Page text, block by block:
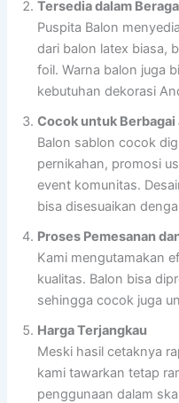
Tersedia dalam
Puspita Balon
dari balon latex biasa,
foil. Warna balon juga
kebutuhan dekorasi
Cocok untuk
Balon sablon cocok
pernikahan, promosi
event komunitas.
bisa disesuaikan
Proses Pemesanan
Kami mengutamakan
kualitas. Balon bisa
sehingga cocok juga
Harga Terjangkau
Meski hasil cetaknya
kami tawarkan tetap
penggunaan dalam